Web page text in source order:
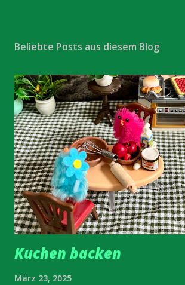
Beliebte Posts aus diesem Blog
Kuchen backen
März 23, 2025